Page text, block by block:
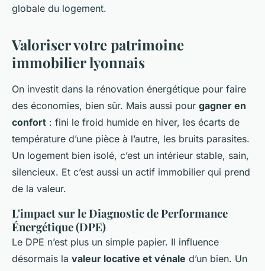
globale du logement.
Valoriser votre patrimoine
immobilier lyonnais
On investit dans la rénovation énergétique pour faire
des économies, bien sûr. Mais aussi pour gagner en
confort : fini le froid humide en hiver, les écarts de
température d’une pièce à l’autre, les bruits parasites.
Un logement bien isolé, c’est un intérieur stable, sain,
silencieux. Et c’est aussi un actif immobilier qui prend
de la valeur.
L'impact sur le Diagnostic de Performance
Énergétique (DPE)
Le DPE n’est plus un simple papier. Il influence
désormais la valeur locative et vénale d’un bien. Un